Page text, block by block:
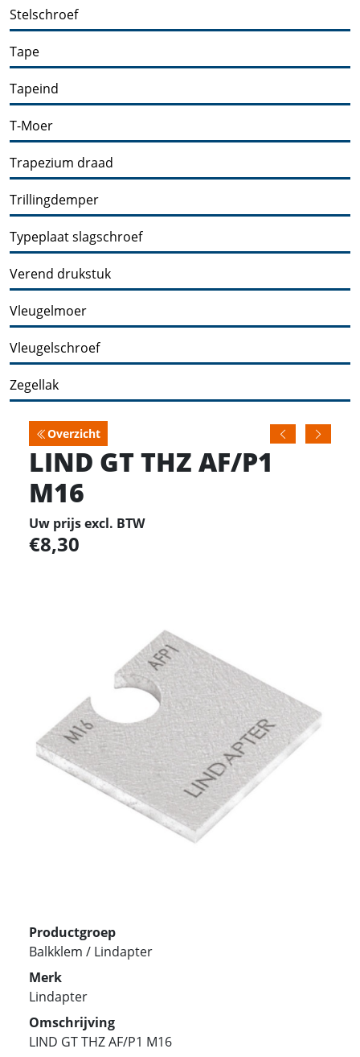
Stelschroef
Tape
Tapeind
T-Moer
Trapezium draad
Trillingdemper
Typeplaat slagschroef
Verend drukstuk
Vleugelmoer
Vleugelschroef
Zegellak
Overzicht
LIND GT THZ AF/P1
M16
Uw prijs excl. BTW
8,30
Productgroep
Balkklem / Lindapter
Merk
Lindapter
Omschrijving
LIND GT THZ AF/P1 M16